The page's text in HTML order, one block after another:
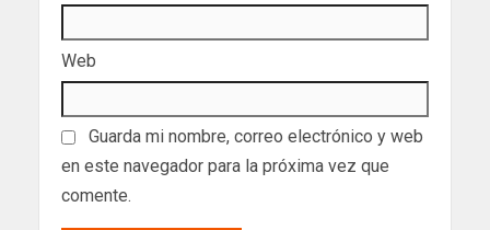
Web
Guarda mi nombre, correo electrónico y web
en este navegador para la próxima vez que
comente.